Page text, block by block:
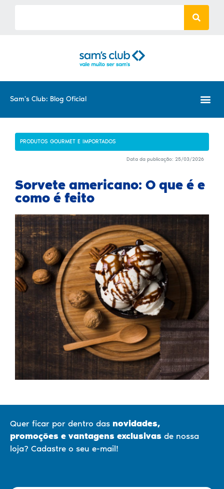
Sam's Club: Blog Oficial
PRODUTOS GOURMET E IMPORTADOS
Data da publicação: 25/03/2026
Sorvete americano: O que é e
como é feito
Quer ficar por dentro das novidades,
promoções e vantagens exclusivas de nossa
loja? Cadastre o seu e-mail!